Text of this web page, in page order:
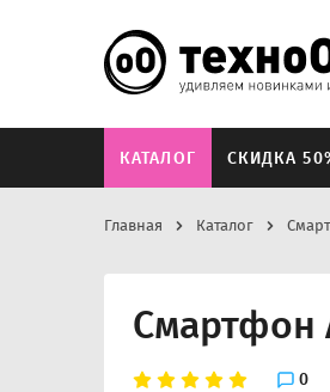
КАТАЛОГ СКИДКА
Главная Каталог
Смартфон
0